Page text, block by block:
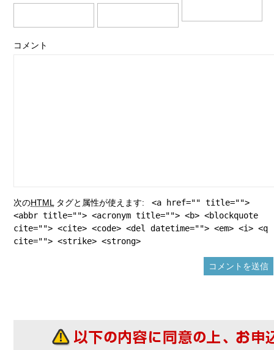
コメント
次のHTML タグと属性が使えます:
<a href="" title="">
<abbr title=""> <acronym title=""> <b> <blockquote
cite=""> <cite> <code> <del datetime=""> <em> <i> <q
cite=""> <strike> <strong>